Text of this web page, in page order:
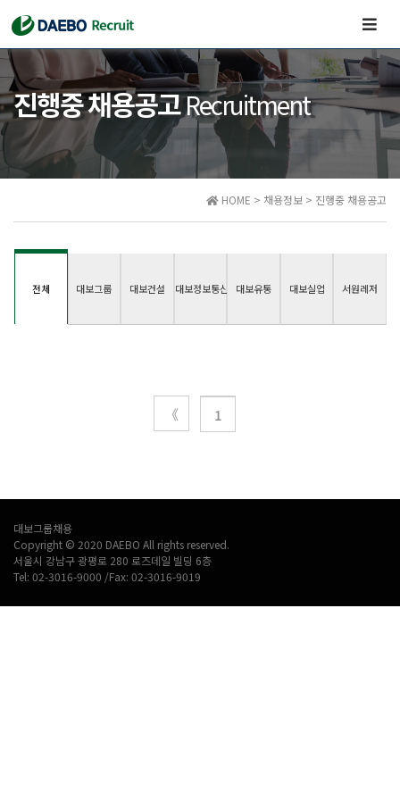
네
비
게
이
션
켜
기
진행중 채용공고Recruitment
HOME > 채용정보 > 진행중 채용공고
전체 대보그룹 대보건설 대보정보통신 대보유통 대보실업 서원레저
《 1
대보그룹채용
Copyright © 2020 DAEBO All rights reserved.
서울시 강남구 광평로 280 로즈데일 빌딩 6층
Tel: 02-3016-9000 /Fax: 02-3016-9019